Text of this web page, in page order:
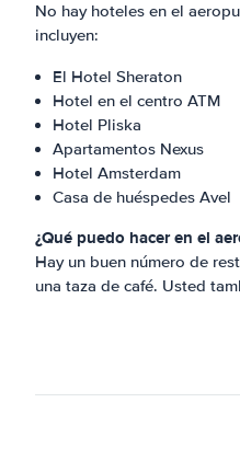
No hay hoteles en el
incluyen:
El Hotel Sheraton
Hotel en el centro ATM
Hotel Pliska
Apartamentos Nexus
Hotel Amsterdam
Casa de huéspedes Avel
¿Qué puedo hacer en el
Hay un buen número de
una taza de café. Usted